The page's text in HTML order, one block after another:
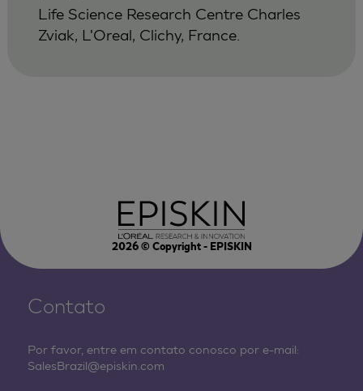
Life Science Research Centre Charles
Zviak, L'Oreal, Clichy, France.
2026© Copyright - EPISKIN
Contato
Por favor, entre em contato conosco por e-mail:
SalesBrazil@episkin.com